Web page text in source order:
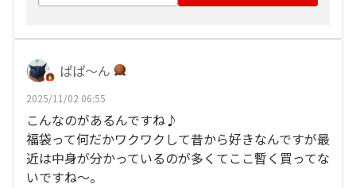
ぱぱ〜ん
2025/11/02 06:55
こんなのがあるんですね♪
福袋って何だかワクワクして昔から好きなんですが最
近は中身が分かっているのが多くてここ暫く買ってな
いですね～。